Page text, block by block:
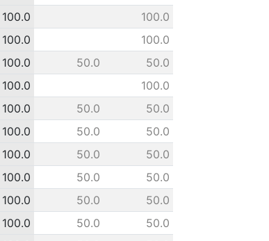
100.0
100.0
100.0
100.0
100.0 50.0
50.0
100.0
100.0
100.0 50.0
50.0
100.0 50.0
50.0
100.0 50.0
50.0
100.0 50.0
50.0
100.0 50.0
50.0
100.0 50.0
50.0